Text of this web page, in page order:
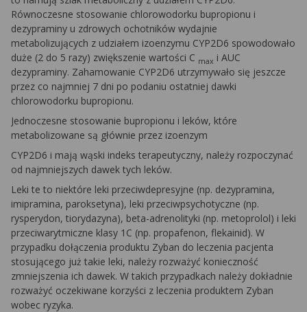
Równoczesne stosowanie chlorowodorku bupropionu i
dezypraminy u zdrowych ochotników wydajnie
metabolizujących z udziałem izoenzymu CYP2D6 spowodowało
duże (2 do 5 razy) zwiększenie wartości C max i AUC
dezypraminy. Zahamowanie CYP2D6 utrzymywało się jeszcze
przez co najmniej 7 dni po podaniu ostatniej dawki
chlorowodorku bupropionu.
Jednoczesne stosowanie bupropionu i leków, które
metabolizowane są głównie przez izoenzym
CYP2D6 i mają wąski indeks terapeutyczny, należy rozpoczynać
od najmniejszych dawek tych leków.
Leki te to niektóre leki przeciwdepresyjne (np. dezypramina,
imipramina, paroksetyna), leki przeciwpsychotyczne (np.
rysperydon, tiorydazyna), beta-adrenolityki (np. metoprolol) i leki
przeciwarytmiczne klasy 1C (np. propafenon, flekainid). W
przypadku dołączenia produktu Zyban do leczenia pacjenta
stosującego już takie leki, należy rozważyć konieczność
zmniejszenia ich dawek. W takich przypadkach należy dokładnie
rozważyć oczekiwane korzyści z leczenia produktem Zyban
wobec ryzyka.